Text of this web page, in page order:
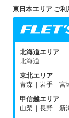
東日本エリア ご
北海道エリア
北海道
東北エリア
青森｜岩手｜宮
甲信越エリア
山梨｜長野｜新